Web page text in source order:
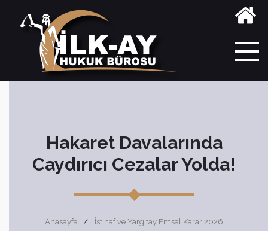
Hakaret Davalarında
Caydırıcı Cezalar Yolda!
Anasayfa
İstinaf ve Yargıtay Emsal Karar 2026